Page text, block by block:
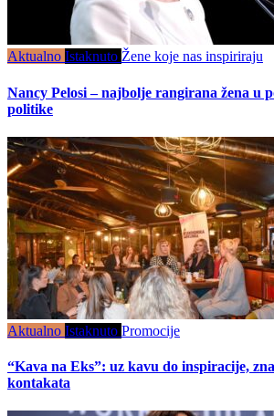
Aktualno Istaknuto Žene koje nas inspiriraju
Nancy Pelosi – najbolje rangirana žena u
politike
Aktualno Istaknuto Promocije
“Kava na Eks”: uz kavu do inspiracije,
kontakata